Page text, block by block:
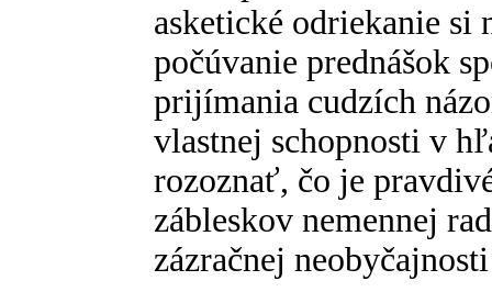
asketické odriekanie si
počúvanie prednášok
prijímania cudzích
vlastnej schopnosti v
rozoznať, čo je
zábleskov nemennej
zázračnej